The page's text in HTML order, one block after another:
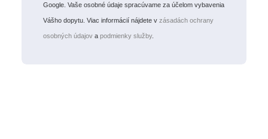
Google. Vaše osobné údaje spracúvame za účelom vybavenia
Vášho dopytu. Viac informácií nájdete v zásadách ochrany
osobných údajov a podmienky služby.